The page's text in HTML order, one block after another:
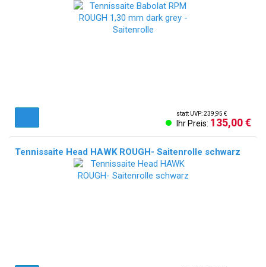
statt UVP: 239,95 €
Ihr Preis: 135,00 €
Tennissaite Head HAWK ROUGH- Saitenrolle schwarz